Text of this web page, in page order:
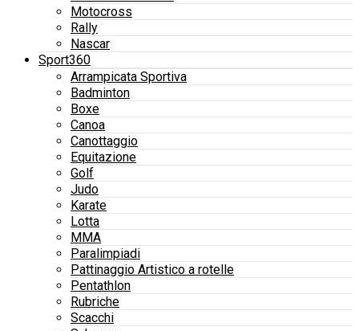
Motocross
Rally
Nascar
Sport360
Arrampicata Sportiva
Badminton
Boxe
Canoa
Canottaggio
Equitazione
Golf
Judo
Karate
Lotta
MMA
Paralimpiadi
Pattinaggio Artistico a rotelle
Pentathlon
Rubriche
Scacchi